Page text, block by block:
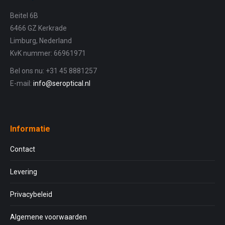
Beitel 6B
6466 GZ Kerkrade
Limburg, Nederland
KvK nummer: 66961971
Bel ons nu: +31 45 8881257
E-mail: info@seroptical.nl
Informatie
Contact
Levering
Privacybeleid
Algemene voorwaarden